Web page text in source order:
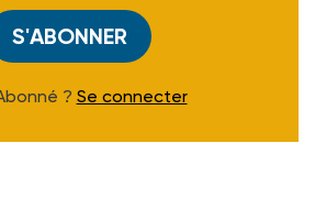
S'ABONNER
? Se connecter